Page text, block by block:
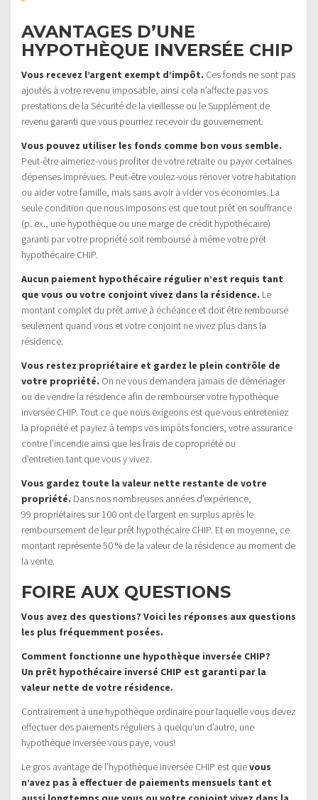
AVANTAGES D’UNE
HYPOTHÈQUE INVERSÉE CHIP
Vous recevez l’argent exempt d’impôt. Ces fonds ne sont pas
ajoutés à votre revenu imposable, ainsi cela n’affecte pas vos
prestations de la Sécurité de la vieillesse ou le Supplément de
revenu garanti que vous pourriez recevoir du gouvernement.
Vous pouvez utiliser les fonds comme bon vous semble.
Peut-être aimeriez-vous profiter de votre retraite ou payer certaines
dépenses imprévues. Peut-être voulez-vous rénover votre habitation
ou aider votre famille, mais sans avoir à vider vos économies. La
seule condition que nous imposons est que tout prêt en souffrance
(p. ex., une hypothèque ou une marge de crédit hypothécaire)
garanti par votre propriété soit remboursé à même votre prêt
hypothécaire CHIP.
Aucun paiement hypothécaire régulier n’est requis tant
que vous ou votre conjoint vivez dans la résidence. Le
montant complet du prêt arrive à échéance et doit être remboursé
seulement quand vous et votre conjoint ne vivez plus dans la
résidence.
Vous restez propriétaire et gardez le plein contrôle de
votre propriété. On ne vous demandera jamais de déménager
ou de vendre la résidence afin de rembourser votre hypothèque
inversée CHIP. Tout ce que nous exigeons est que vous entreteniez
la propriété et payiez à temps vos impôts fonciers, votre assurance
contre l’incendie ainsi que les frais de copropriété ou
d’entretien tant que vous y vivez.
Vous gardez toute la valeur nette restante de votre
propriété. Dans nos nombreuses années d’expérience,
99 propriétaires sur 100 ont de l’argent en surplus après le
remboursement de leur prêt hypothécaire CHIP. Et en moyenne, ce
montant représente 50 % de la valeur de la résidence au moment de
la vente.
FOIRE AUX QUESTIONS
Vous avez des questions? Voici les réponses aux questions
les plus fréquemment posées.
Comment fonctionne une hypothèque inversée CHIP?
Un prêt hypothécaire inversé CHIP est garanti par la
valeur nette de votre résidence.
Contrairement à une hypothèque ordinaire pour laquelle vous devez
effectuer des paiements réguliers à quelqu’un d’autre, une
hypothèque inversée vous paye, vous!
Le gros avantage de l’hypothèque inversée CHIP est quevous
n’avez pas à effectuer de paiements mensuels tant et